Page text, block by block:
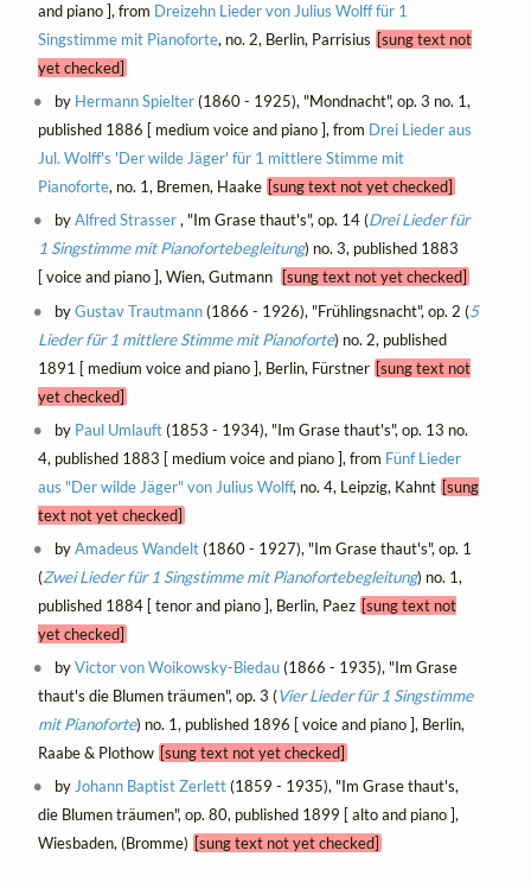
and piano ], from Dreizehn Lieder von Julius Wolff für 1
Singstimme mit Pianoforte, no. 2, Berlin, Parrisius [sung text not
yet checked]
by Hermann Spielter(1860 - 1925), "Mondnacht", op. 3 no. 1,
published 1886 [ medium voice and piano ], from Drei Lieder aus
Jul. Wolff's 'Der wilde Jäger' für 1 mittlere Stimme mit
Pianoforte, no. 1, Bremen, Haake [sung text not yet checked]
byAlfred Strasser, "Im Grase thaut's", op. 14 (Drei Lieder für
1 Singstimme mit Pianofortebegleitung) no. 3, published 1883
[ voice and piano ], Wien, Gutmann
[sung text not yet checked]
byGustav Trautmann(1866 - 1926), "Frühlingsnacht", op. 2 (5
Lieder für 1 mittlere Stimme mit Pianoforte) no. 2, published
1891 [ medium voice and piano ], Berlin, Fürstner [sung text not
yet checked]
by Paul Umlauft(1853 - 1934), "Im Grase thaut's", op. 13 no.
4, published 1883 [ medium voice and piano ], from Fünf Lieder
aus "Der wilde Jäger" von Julius Wolff, no. 4, Leipzig, Kahnt [sung
text not yet checked]
byAmadeus Wandelt(1860 - 1927), "Im Grase thaut's", op. 1
(Zwei Lieder für 1 Singstimme mit Pianofortebegleitung) no. 1,
published 1884 [ tenor and piano ], Berlin, Paez [sung text not
yet checked]
byVictor von Woikowsky-Biedau(1866 - 1935), "Im Grase
thaut's die Blumen träumen", op. 3 (Vier Lieder für 1 Singstimme
mit Pianoforte) no. 1, published 1896 [ voice and piano ], Berlin,
Raabe & Plothow [sung text not yet checked]
by Johann Baptist Zerlett(1859 - 1935), "Im Grase thaut's,
die Blumen träumen", op. 80, published 1899 [ alto and piano ],
Wiesbaden, (Bromme) [sung text not yet checked]